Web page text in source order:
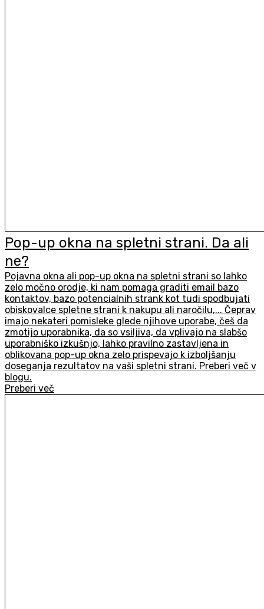
Pop-up okna na spletni strani. Da ali
ne?
Pojavna okna ali pop-up okna na spletni strani so lahko
zelo močno orodje, ki nam pomaga graditi email bazo
kontaktov, bazo potencialnih strank kot tudi spodbujati
obiskovalce spletne strani k nakupu ali naročilu,... Čeprav
imajo nekateri pomisleke glede njihove uporabe, češ da
zmotijo uporabnika, da so vsiljiva, da vplivajo na slabšo
uporabniško izkušnjo, lahko pravilno zastavljena in
oblikovana pop-up okna zelo prispevajo k izboljšanju
doseganja rezultatov na vaši spletni strani. Preberi več v
blogu.
Preberi več